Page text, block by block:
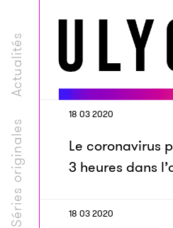
Séries originales
Actualités
18 03 2020
Le coronavirus
3 heures dans
18 03 2020